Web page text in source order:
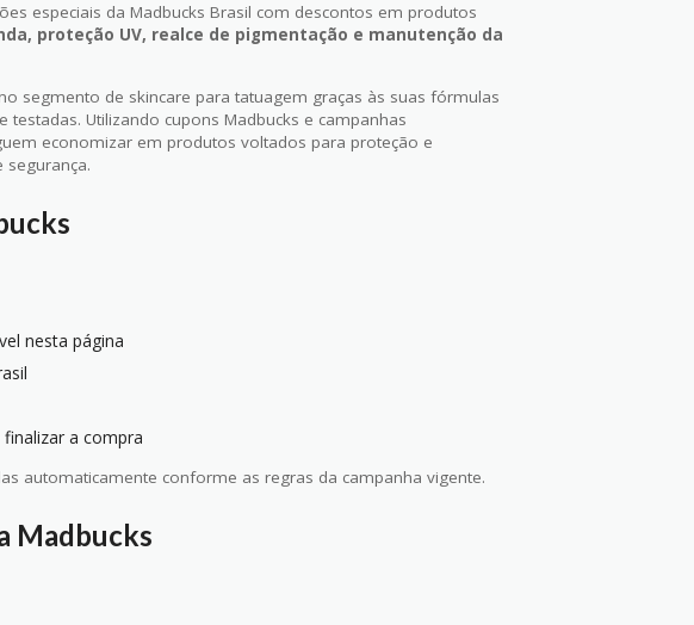
especiais da Madbucks Brasil com descontos em produtos
proteção UV, realce de pigmentação e manutenção da
segmento de skincare para tatuagem graças às suas fórmulas
Utilizando cupons Madbucks e campanhas
economizar em produtos voltados para proteção e
segurança.
nesta página
a compra
automaticamente conforme as regras da campanha vigente.
Madbucks